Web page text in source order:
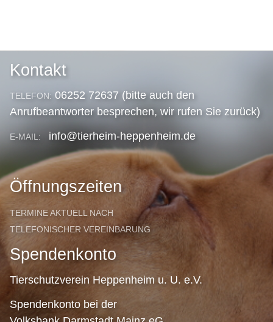
Kontakt
TELEFON: 06252 72637 (bitte auch den
Anrufbeantworter besprechen, wir rufen Sie zurück)
E-MAIL: info@tierheim-heppenheim.de
Öffnungszeiten
TERMINE AKTUELL NACH
TELEFONISCHER VEREINBARUNG
Spendenkonto
Tierschutzverein Heppenheim u. U. e.V.
Spendenkonto bei der